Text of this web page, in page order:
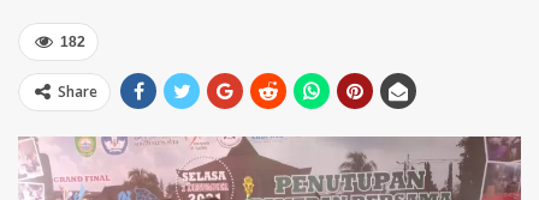
182
Share